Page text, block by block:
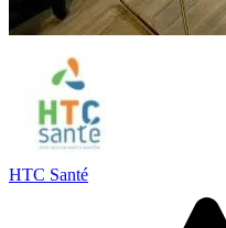
HTC Santé